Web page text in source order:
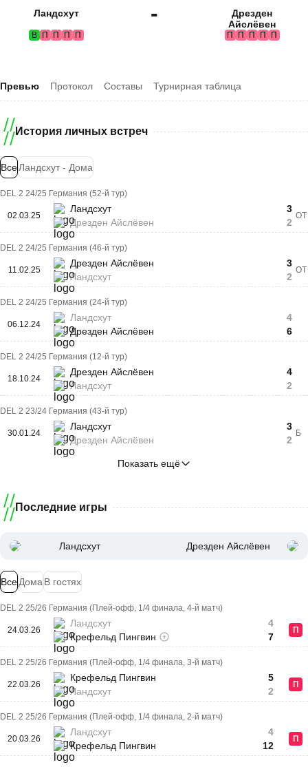
Ландсхут
В П П П П
-
Дрезден
Айслёвен
П П П П П
Превью Протокол Составы Турнирная таблица
История личных встреч
ВсеЛандсхут - Дома
DEL 2 24/25 Германия (52-й тур)
02.03.25
Ландсхут
Дрезден Айслёвен
3
2
ОТ
DEL 2 24/25 Германия (46-й тур)
11.02.25
Дрезден Айслёвен
Ландсхут
3
2
ОТ
DEL 2 24/25 Германия (24-й тур)
06.12.24
Ландсхут
Дрезден Айслёвен
4
6
DEL 2 24/25 Германия (12-й тур)
18.10.24
Дрезден Айслёвен
Ландсхут
4
2
DEL 2 23/24 Германия (43-й тур)
30.01.24
Ландсхут
Дрезден Айслёвен
3
2
Б
Показать ещё
Последние игры
Ландсхут Дрезден Айслёвен
ВсеДома В гостях
DEL 2 25/26 Германия (Плей-офф, 1/4 финала, 4-й матч)
24.03.26
Ландсхут
Крефельд Пингвин
4
7
П
DEL 2 25/26 Германия (Плей-офф, 1/4 финала, 3-й матч)
22.03.26
Крефельд Пингвин
Ландсхут
5
2
П
DEL 2 25/26 Германия (Плей-офф, 1/4 финала, 2-й матч)
20.03.26
Ландсхут
Крефельд Пингвин
4
12
П